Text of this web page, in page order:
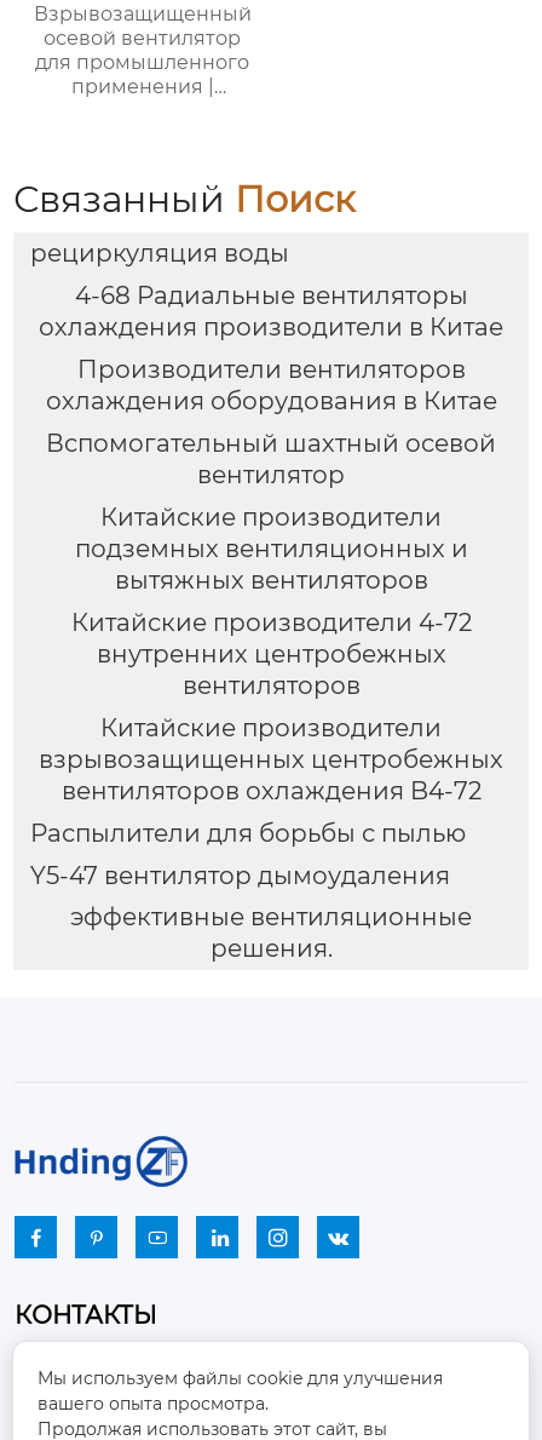
Взрывозащищенный
осевой вентилятор
для промышленного
применения |
Связанный Поиск
рециркуляция воды
4-68 Радиальные вентиляторы
охлаждения производители в Китае
Производители вентиляторов
охлаждения оборудования в Китае
Вспомогательный шахтный осевой
вентилятор
Китайские производители
подземных вентиляционных и
вытяжных вентиляторов
Китайские производители 4-72
внутренних центробежных
вентиляторов
Китайские производители
взрывозащищенных центробежных
вентиляторов охлаждения B4-72
Распылители для борьбы с пылью
Y5-47 вентилятор дымоудаления
эффективные вентиляционные
решения.
     
КОНТАКТЫ

Промышленный парк, город Наньцзяо,
район Чжоуцунь, город Цзыбо, провинция
Шаньдун
Мы используем файлы cookie для улучшения
вашего опыта просмотра.
Продолжая использовать этот сайт, вы